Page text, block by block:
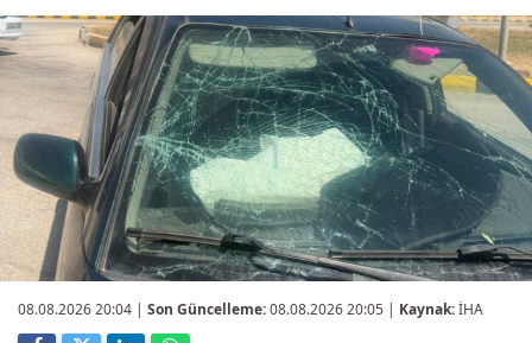
08.08.2026 20:04 | Son Güncelleme:08.08.2026 20:05 | Kaynak:İHA